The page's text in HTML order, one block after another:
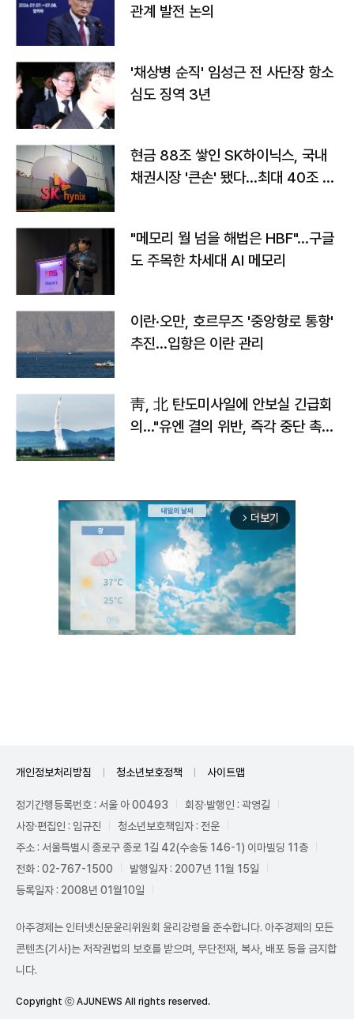
관계 발전 논의
'채상병 순직' 임성근 전 사단장 항소
심도 징역 3년
현금 88조 쌓인 SK하이닉스, 국내
채권시장 '큰손' 됐다…최대 40조 투
"메모리 월 넘을 해법은 HBF"…구글
도 주목한 차세대 AI 메모리
이란·오만, 호르무즈 '중앙항로 통항'
추진…입항은 이란 관리
靑, 北 탄도미사일에 안보실 긴급회
의…"유엔 결의 위반, 즉각 중단 촉
arrow_forward_ios 더보기
개인정보처리방침 청소년보호정책 사이트맵
정기간행등록번호 : 서울 아 00493
회장·발행인 : 곽영길
사장·편집인 : 임규진
청소년보호책임자 : 전운
주소 : 서울특별시 종로구 종로 1길 42(수송동 146-1) 이마빌딩 11층
전화 : 02-767-1500
발행일자 : 2007년 11월 15일
등록일자 : 2008년 01월10일
아주경제는 인터넷신문윤리위원회 윤리강령을 준수합니다. 아주경제의 모든
콘텐츠(기사)는 저작권법의 보호를 받으며, 무단전재, 복사, 배포 등을 금지합
니다.
Copyright ⓒ AJUNEWS All rights reserved.